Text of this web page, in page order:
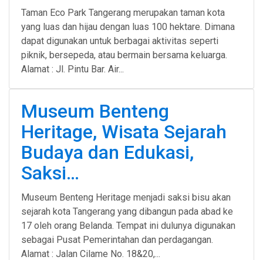
Taman Eco Park Tangerang merupakan taman kota
yang luas dan hijau dengan luas 100 hektare. Dimana
dapat digunakan untuk berbagai aktivitas seperti
piknik, bersepeda, atau bermain bersama keluarga.
Alamat : Jl. Pintu Bar. Air...
Museum Benteng
Heritage, Wisata Sejarah
Budaya dan Edukasi,
Saksi…
Museum Benteng Heritage menjadi saksi bisu akan
sejarah kota Tangerang yang dibangun pada abad ke
17 oleh orang Belanda. Tempat ini dulunya digunakan
sebagai Pusat Pemerintahan dan perdagangan.
Alamat : Jalan Cilame No. 18&20,...